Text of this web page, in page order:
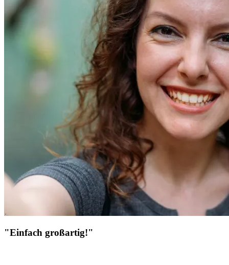
"Einfach großartig!"